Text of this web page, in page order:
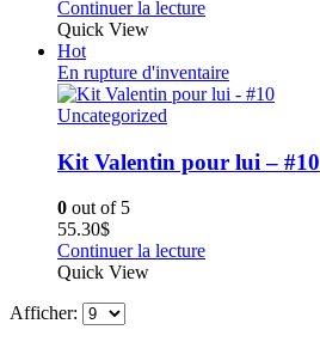
Continuer la lecture
Quick View
Hot
En rupture d'inventaire
Uncategorized
Kit Valentin pour lui – #10
0 out of 5
55.30$
Continuer la lecture
Quick View
Afficher: